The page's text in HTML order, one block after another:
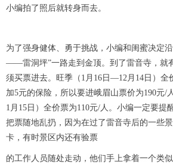
小编拍了照后就转身而去。
为了强身健体、勇于挑战，小编和闺蜜决定
——雷洞坪”一路走到金顶。到了雷音寺，就
须买票进去。旺季（1月16日—12月14日）全
加5元的保险，所以要进峨眉山票价为190元/
1月15日）全价票为110元/人。小编一定要提
把票随地乱扔，因为在过了雷音寺后的一些
卡，有时景区内还有验票
的工作人员随处走动，他们手上拿着一个类